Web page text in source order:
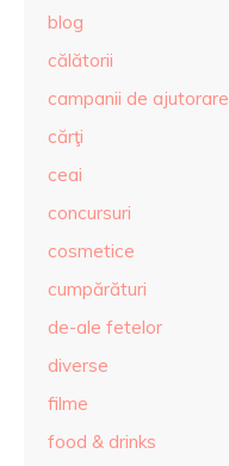
blog
călătorii
campanii de ajutorare
cărţi
ceai
concursuri
cosmetice
cumpărături
de-ale fetelor
diverse
filme
food & drinks